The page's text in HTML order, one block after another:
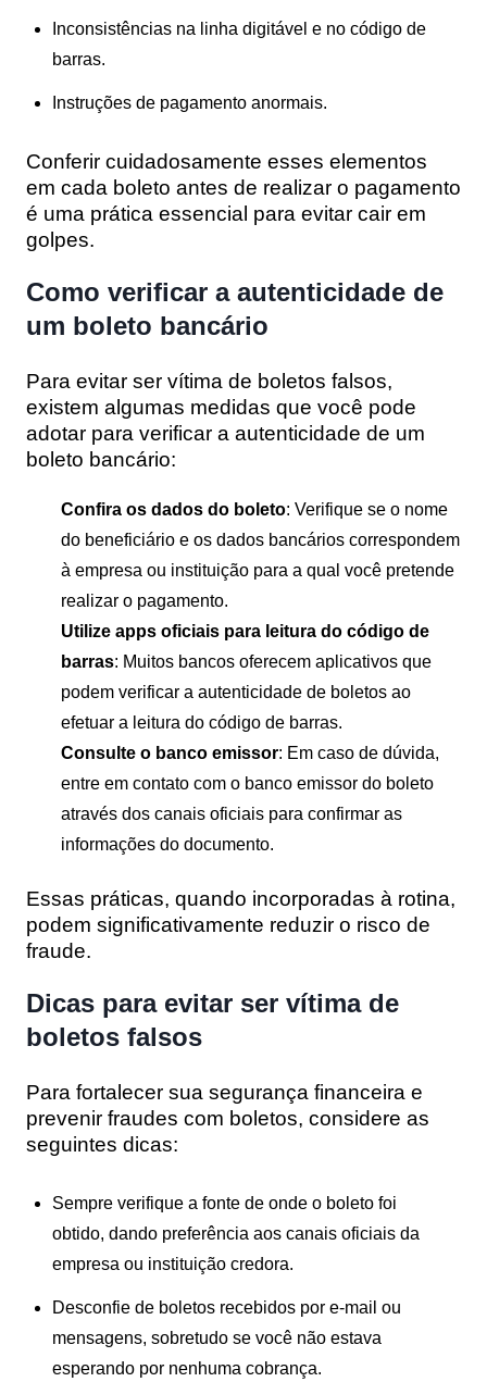
Inconsistências na linha digitável e no código de
barras.
Instruções de pagamento anormais.
Conferir cuidadosamente esses elementos
em cada boleto antes de realizar o pagamento
é uma prática essencial para evitar cair em
golpes.
Como verificar a autenticidade de
um boleto bancário
Para evitar ser vítima de boletos falsos,
existem algumas medidas que você pode
adotar para verificar a autenticidade de um
boleto bancário:
Confira os dados do boleto: Verifique se o nome
do beneficiário e os dados bancários correspondem
à empresa ou instituição para a qual você pretende
realizar o pagamento.
Utilize apps oficiais para leitura do código de
barras: Muitos bancos oferecem aplicativos que
podem verificar a autenticidade de boletos ao
efetuar a leitura do código de barras.
Consulte o banco emissor: Em caso de dúvida,
entre em contato com o banco emissor do boleto
através dos canais oficiais para confirmar as
informações do documento.
Essas práticas, quando incorporadas à rotina,
podem significativamente reduzir o risco de
fraude.
Dicas para evitar ser vítima de
boletos falsos
Para fortalecer sua segurança financeira e
prevenir fraudes com boletos, considere as
seguintes dicas:
Sempre verifique a fonte de onde o boleto foi
obtido, dando preferência aos canais oficiais da
empresa ou instituição credora.
Desconfie de boletos recebidos por e-mail ou
mensagens, sobretudo se você não estava
esperando por nenhuma cobrança.